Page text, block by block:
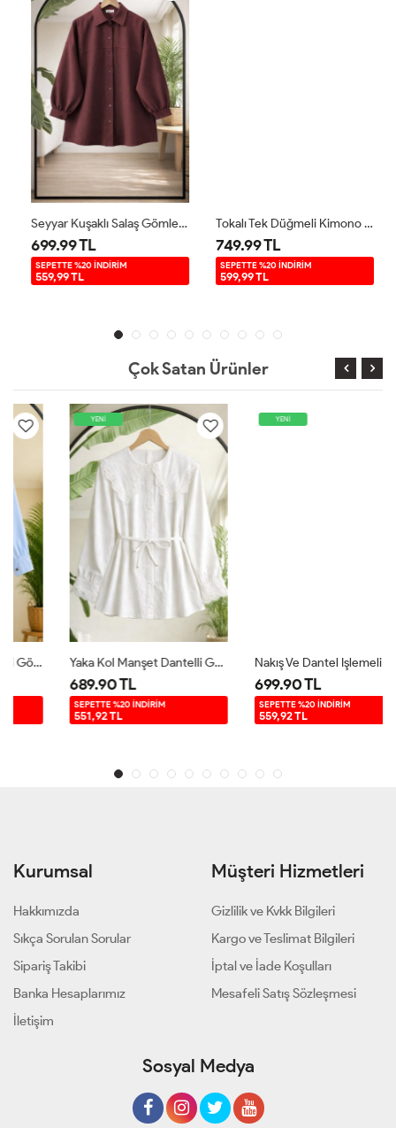
Seyyar Kuşaklı Salaş Gömlek Tunik Bordo BK9521
699.99 TL
SEPETTE %20 İNDİRİM
559,99 TL
Tokalı Tek Düğmeli Kimono Gömlek Yağyeşil BK9581
749.99 TL
SEPETTE %20 İNDİRİM
599,99 TL
Çok Satan Ürünler
Yaka Kol Manşet Dantelli Gömlek Beyaz TB8081
689.90 TL
SEPETTE %20 İNDİRİM
551,92 TL
Nakış Ve Dantel Işlemeli Gömlek Yeşil TB8095
699.90 TL
SEPETTE %20 İNDİRİM
559,92 TL
Kurumsal
Hakkımızda
Sıkça Sorulan Sorular
Sipariş Takibi
Banka Hesaplarımız
İletişim
Müşteri Hizmetleri
Gizlilik ve Kvkk Bilgileri
Kargo ve Teslimat Bilgileri
İptal ve İade Koşulları
Mesafeli Satış Sözleşmesi
Sosyal Medya